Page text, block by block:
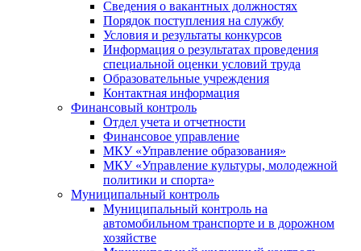
Сведения о вакантных должностях
Порядок поступления на службу
Условия и результаты конкурсов
Информация о результатах проведения
специальной оценки условий труда
Образовательные учреждения
Контактная информация
Финансовый контроль
Отдел учета и отчетности
Финансовое управление
МКУ «Управление образования»
МКУ «Управление культуры, молодежной
политики и спорта»
Муниципальный контроль
Муниципальный контроль на
автомобильном транспорте и в дорожном
хозяйстве